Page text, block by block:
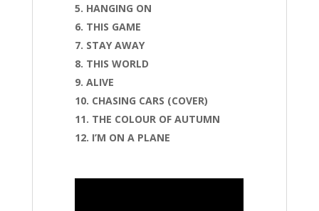
HANGING ON
THIS GAME
STAY AWAY
THIS WORLD
ALIVE
CHASING CARS (COVER)
THE COLOUR OF AUTUMN
I’M ON A PLANE